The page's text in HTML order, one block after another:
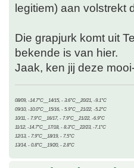
legitiem) aan volstrekt
Die grapjurk komt uit
bekende is van hier.
Jaak, ken jij deze
08/09, -14.7°C__14/15, - 3.6°C__20/21, -9.1°C
09/10, -10.0°C__15/16, - 5.9°C__21/22, -5.2°C
10/11, - 7.9°C__16/17, - 7.9°C__21/22, -6.9°C
11/12, -14.7°C__17/18, - 8.3°C__22/23, -7.1°C
12/13, - 7.9°C__18/19, - 7.5°C
13/14, - 0.8°C__19/20, - 2.8°C